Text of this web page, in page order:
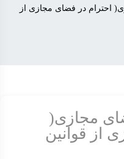
احترام در فضای مجازی از
مجازی(
از قوانین